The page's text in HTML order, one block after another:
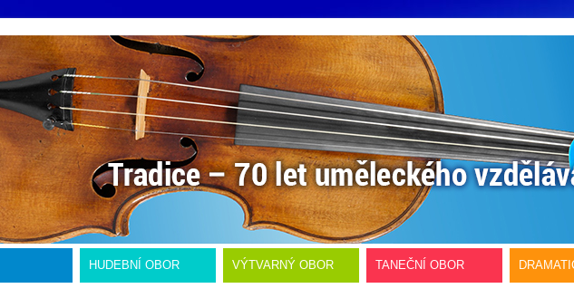
HUDEBNÍ OBOR VÝTVARNÝ OBOR TANEČNÍ OBOR